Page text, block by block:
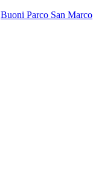
Buoni Parco San Marco